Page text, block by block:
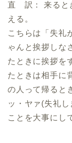
直 訳： 来ると
える。
こちらは「失礼
ゃんと挨拶しな
たときに挨拶を
たときは相手に
の人って帰ると
ッ・ヤァ(失礼
ことを大事にし